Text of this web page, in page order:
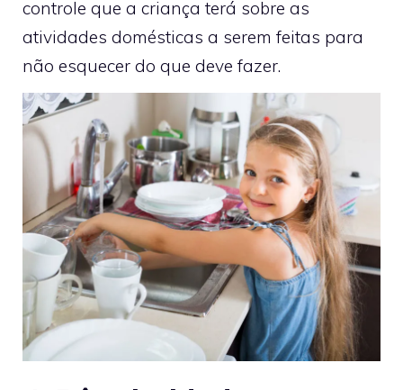
controle que a criança terá sobre as
atividades domésticas a serem feitas para
não esquecer do que deve fazer.